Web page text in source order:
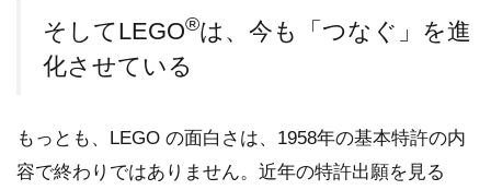
そしてLEGO®は、今も「つなぐ」を進
化させている
もっとも、LEGO の面白さは、1958年の基本特許の内
容で終わりではありません。近年の特許出願を見る